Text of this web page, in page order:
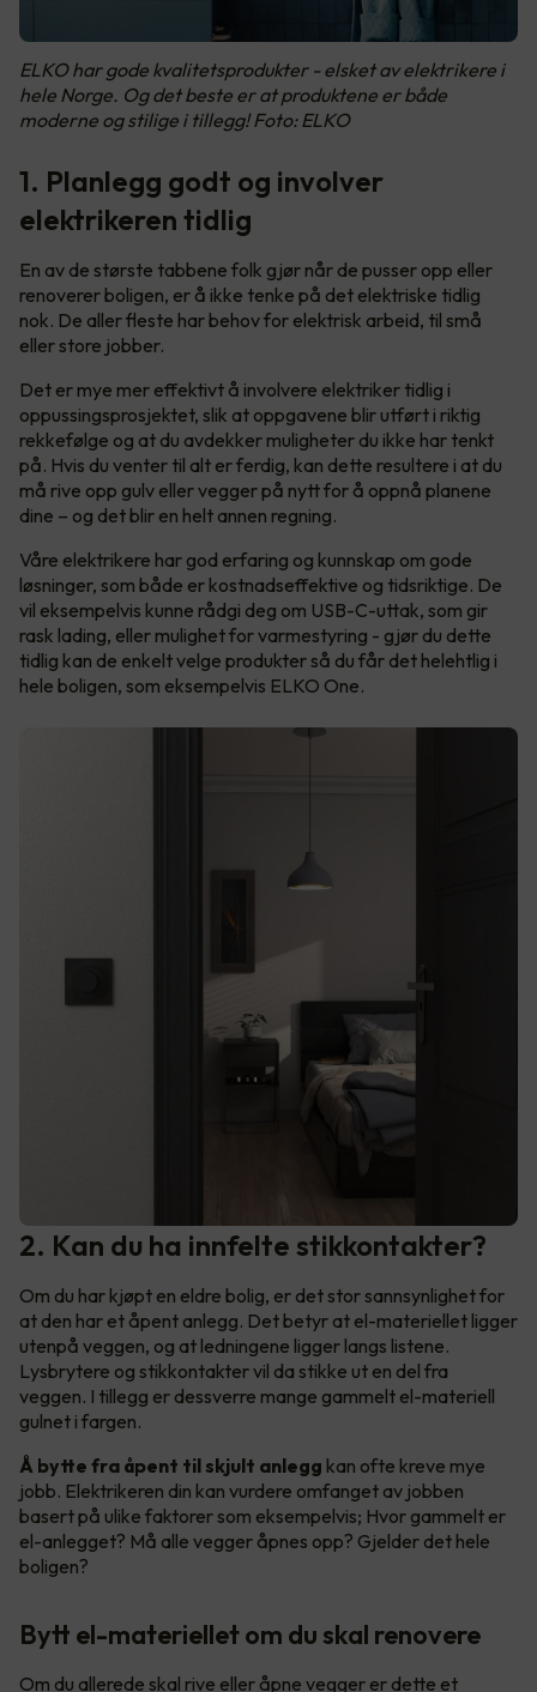
ELKO har gode kvalitetsprodukter - elsket av elektrikere i
hele Norge. Og det beste er at produktene er både
moderne og stilige i tillegg! Foto: ELKO
1. Planlegg godt og involver
elektrikeren tidlig
En av de største tabbene folk gjør når de pusser opp eller
renoverer boligen, er å ikke tenke på det elektriske tidlig
nok. De aller fleste har behov for elektrisk arbeid, til små
eller store jobber.
Det er mye mer effektivt å involvere elektriker tidlig i
oppussingsprosjektet, slik at oppgavene blir utført i riktig
rekkefølge og at du avdekker muligheter du ikke har tenkt
på. Hvis du venter til alt er ferdig, kan dette resultere i at du
må rive opp gulv eller vegger på nytt for å oppnå planene
dine – og det blir en helt annen regning.
Våre elektrikere har god erfaring og kunnskap om gode
løsninger, som både er kostnadseffektive og tidsriktige. De
vil eksempelvis kunne rådgi deg om USB-C-uttak, som gir
rask lading, eller mulighet for varmestyring - gjør du dette
tidlig kan de enkelt velge produkter så du får det helehtlig i
hele boligen, som eksempelvis ELKO One.
2. Kan du ha innfelte stikkontakter?
Om du har kjøpt en eldre bolig, er det stor sannsynlighet for
at den har et åpent anlegg. Det betyr at el-materiellet ligger
utenpå veggen, og at ledningene ligger langs listene.
Lysbrytere og stikkontakter vil da stikke ut en del fra
veggen. I tillegg er dessverre mange gammelt el-materiell
gulnet i fargen.
Å bytte fra åpent til skjult anlegg kan ofte kreve mye
jobb. Elektrikeren din kan vurdere omfanget av jobben
basert på ulike faktorer som eksempelvis; Hvor gammelt er
el-anlegget? Må alle vegger åpnes opp? Gjelder det hele
boligen?
Bytt el-materiellet om du skal renovere
Om du allerede skal rive eller åpne vegger er dette et